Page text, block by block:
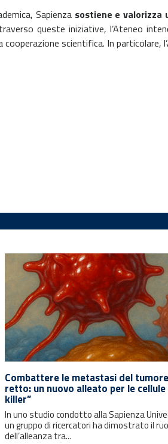
Sapienza sostiene e valorizza
queste iniziative, l’Ateneo
scientifica. In particolare,
Combattere le metastasi del
retto: un nuovo alleato per le
killer”
In uno studio condotto alla Sapienza
un gruppo di ricercatori ha dimostrato il
dell’alleanza tra...